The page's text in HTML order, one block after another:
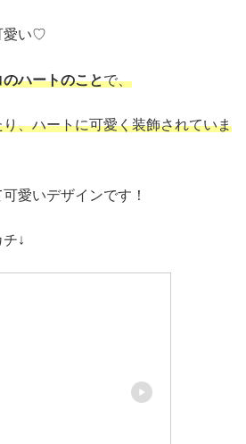
愛い♡
ハートのことで、
、ハートに可愛く装飾されていま
愛いデザインです！
↓